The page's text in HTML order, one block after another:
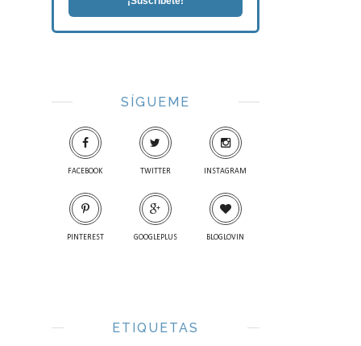
SÍGUEME
FACEBOOK TWITTER INSTAGRAM
PINTEREST GOOGLEPLUS BLOGLOVIN
ETIQUETAS